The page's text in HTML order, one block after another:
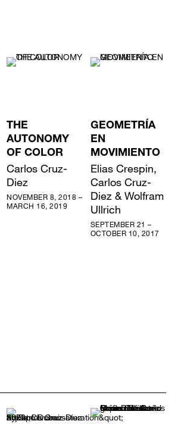
THE
AUTONOMY
OF COLOR
Carlos Cruz-
Diez
NOVEMBER 8, 2018 –
MARCH 16, 2019
GEOMETRÍA
EN
MOVIMIENTO
Elias Crespin,
Carlos Cruz-
Diez & Wolfram
Ullrich
SEPTEMBER 21 –
OCTOBER 10, 2017